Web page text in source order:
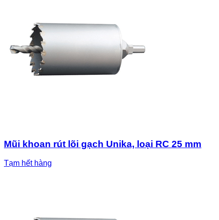
Mũi khoan rút lõi gạch Unika, loại RC 25 mm
Tạm hết hàng